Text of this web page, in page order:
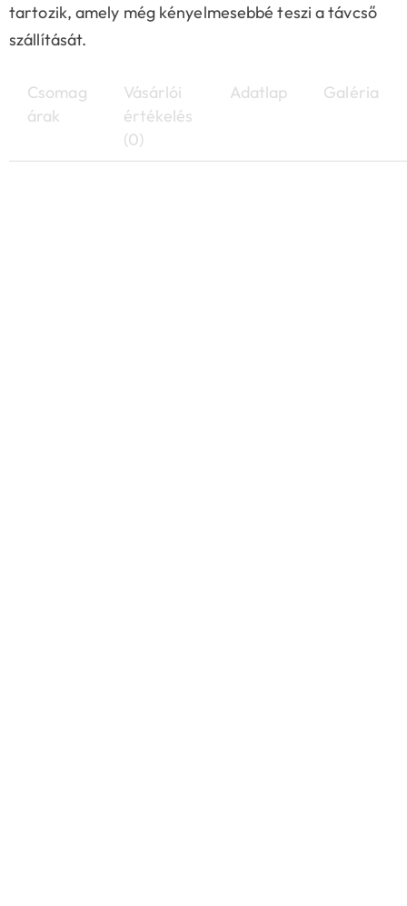
tartozik, amely még kényelmesebbé teszi a távcső
szállítását.
Csomag
árak
Vásárlói
értékelés
(0)
Adatlap Galéria